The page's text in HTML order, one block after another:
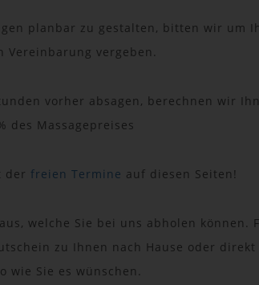
planbar zu gestalten, bitten wir um
Vereinbarung vergeben.
vorher absagen, berechnen wir
des Massagepreises
der freien Termine auf diesen Seiten!
aus, welche Sie bei uns abholen können.
zu Ihnen nach Hause oder direkt
wie Sie es wünschen.